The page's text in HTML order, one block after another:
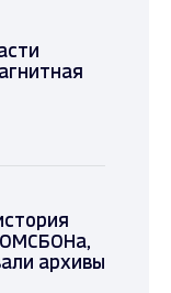
ОМСБОНа,
архивы